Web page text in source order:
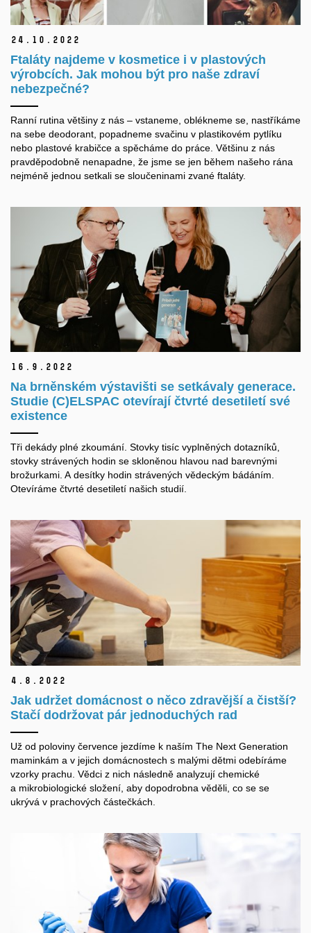
24. 10. 2022
Ftaláty najdeme v kosmetice i v plastových
výrobcích. Jak mohou být pro naše zdraví
nebezpečné?
Ranní rutina většiny z nás – vstaneme, oblékneme se, nastříkáme
na sebe deodorant, popadneme svačinu v plastikovém pytlíku
nebo plastové krabičce a spěcháme do práce. Většinu z nás
pravděpodobně nenapadne, že jsme se jen během našeho rána
nejméně jednou setkali se sloučeninami zvané ftaláty.
16. 9. 2022
Na brněnském výstavišti se setkávaly generace.
Studie (C)ELSPAC otevírají čtvrté desetiletí své
existence
Tři dekády plné zkoumání. Stovky tisíc vyplněných dotazníků,
stovky strávených hodin se skloněnou hlavou nad barevnými
brožurkami. A desítky hodin strávených vědeckým bádáním.
Otevíráme čtvrté desetiletí našich studií.
4. 8. 2022
Jak udržet domácnost o něco zdravější a čistší?
Stačí dodržovat pár jednoduchých rad
Už od poloviny července jezdíme k naším The Next Generation
maminkám a v jejich domácnostech s malými dětmi odebíráme
vzorky prachu. Vědci z nich následně analyzují chemické
a mikrobiologické složení, aby dopodrobna věděli, co se se
ukrývá v prachových částečkách.